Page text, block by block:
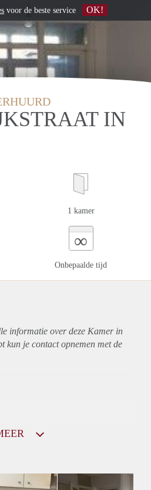
IN
1 kamer
∞
Onbepaalde tijd
informatie over deze Kamer in
kun je contact opnemen met de
voor de beste service OK!